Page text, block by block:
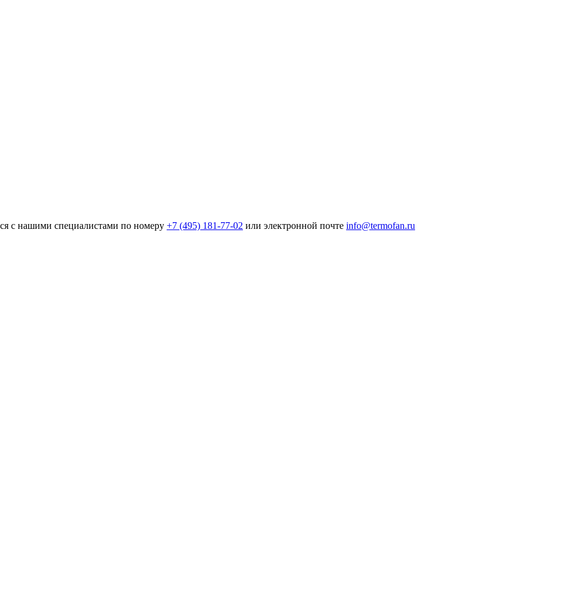
с нашими специалистами по номеру +7 (495) 181-77-02 или электронной почте info@termofan.ru